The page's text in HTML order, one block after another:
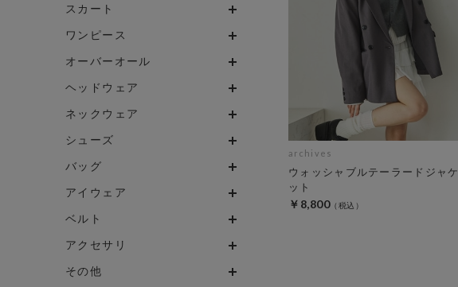
スカート
ワンピース
オーバーオール
ヘッドウェア
ネックウェア
シューズ
バッグ
アイウェア
ベルト
アクセサリ
その他
archives
ウォッシャブルテーラードジャケ
ット
￥8,800